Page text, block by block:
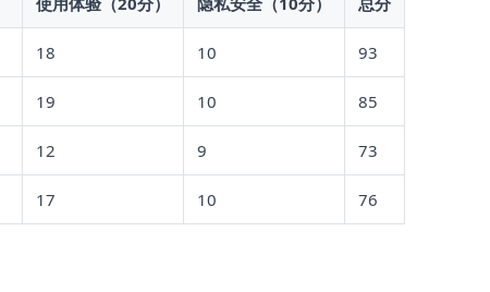
18 10 93
19 10 85
12 9 73
17 10 76